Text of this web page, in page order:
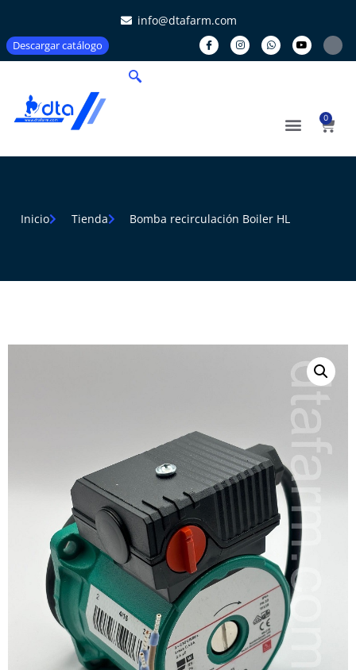
info@dtafarm.com
Descargar catálogo
0
Inicio Tienda Bomba recirculación Boiler HL